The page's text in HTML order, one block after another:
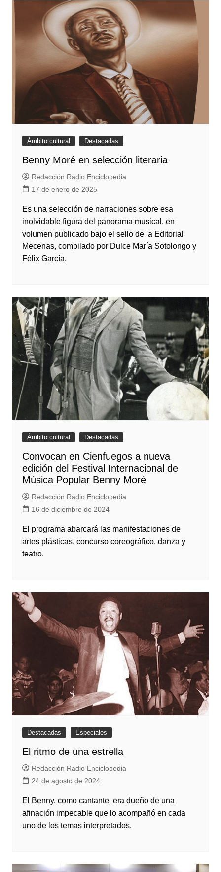
Ámbito cultural Destacadas
Benny Moré en selección literaria
Redacción Radio Enciclopedia
17 de enero de 2025
Es una selección de narraciones sobre esa
inolvidable figura del panorama musical, en
volumen publicado bajo el sello de la Editorial
Mecenas, compilado por Dulce María Sotolongo y
Félix García.
Ámbito cultural Destacadas
Convocan en Cienfuegos a nueva
edición del Festival Internacional de
Música Popular Benny Moré
Redacción Radio Enciclopedia
16 de diciembre de 2024
El programa abarcará las manifestaciones de
artes plásticas, concurso coreográfico, danza y
teatro.
Destacadas Especiales
El ritmo de una estrella
Redacción Radio Enciclopedia
24 de agosto de 2024
El Benny, como cantante, era dueño de una
afinación impecable que lo acompañó en cada
uno de los temas interpretados.